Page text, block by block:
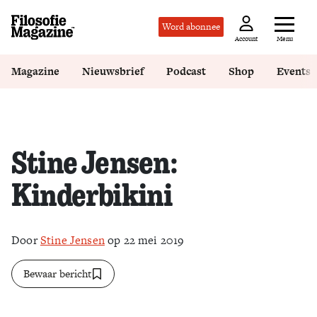
Word abonnee
Account Menu
Magazine Nieuwsbrief Podcast Shop Events
Stine Jensen:
Kinderbikini
DoorStine Jensenop 22 mei 2019
Bewaar bericht